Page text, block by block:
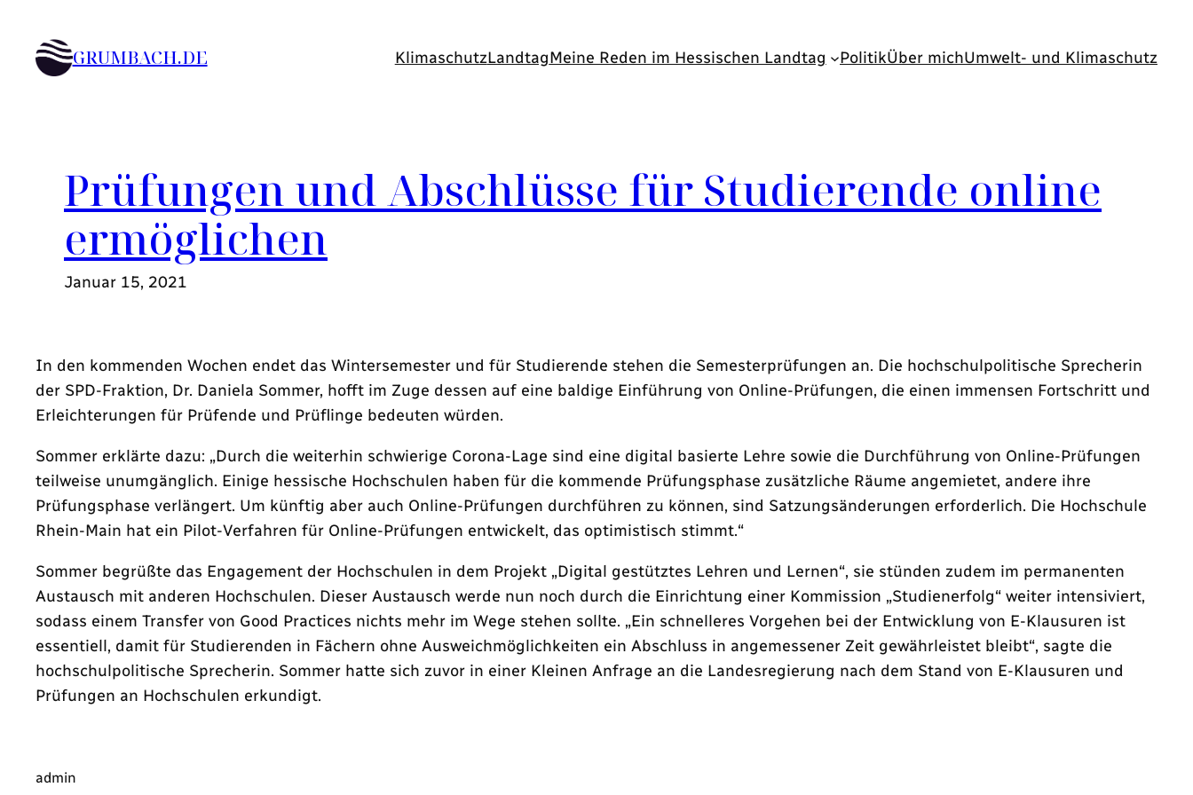
Inhalt
springenGRUMBACH.DE KlimaschutzLandtagMeine Reden im Hessischen Landtag PolitikÜber michUmwelt- und Klimaschutz
Prüfungen und Abschlüsse für Studierende online
ermöglichen
Januar 15, 2021
In den kommenden Wochen endet das Wintersemester und für Studierende stehen die Semesterprüfungen an. Die hochschulpolitische Sprecherin
der SPD-Fraktion, Dr. Daniela Sommer, hofft im Zuge dessen auf eine baldige Einführung von Online-Prüfungen, die einen immensen Fortschritt und
Erleichterungen für Prüfende und Prüflinge bedeuten würden.
Sommer erklärte dazu: „Durch die weiterhin schwierige Corona-Lage sind eine digital basierte Lehre sowie die Durchführung von Online-Prüfungen
teilweise unumgänglich. Einige hessische Hochschulen haben für die kommende Prüfungsphase zusätzliche Räume angemietet, andere ihre
Prüfungsphase verlängert. Um künftig aber auch Online-Prüfungen durchführen zu können, sind Satzungsänderungen erforderlich. Die Hochschule
Rhein-Main hat ein Pilot-Verfahren für Online-Prüfungen entwickelt, das optimistisch stimmt.“
Sommer begrüßte das Engagement der Hochschulen in dem Projekt „Digital gestütztes Lehren und Lernen“, sie stünden zudem im permanenten
Austausch mit anderen Hochschulen. Dieser Austausch werde nun noch durch die Einrichtung einer Kommission „Studienerfolg“ weiter intensiviert,
sodass einem Transfer von Good Practices nichts mehr im Wege stehen sollte. „Ein schnelleres Vorgehen bei der Entwicklung von E-Klausuren ist
essentiell, damit für Studierenden in Fächern ohne Ausweichmöglichkeiten ein Abschluss in angemessener Zeit gewährleistet bleibt“, sagte die
hochschulpolitische Sprecherin. Sommer hatte sich zuvor in einer Kleinen Anfrage an die Landesregierung nach dem Stand von E-Klausuren und
Prüfungen an Hochschulen erkundigt.
admin